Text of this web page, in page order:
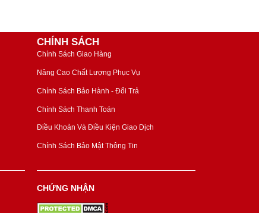
CHÍNH SÁCH
Chính Sách Giao Hàng
Nâng Cao Chất Lượng Phục Vụ
Chính Sách Bảo Hành - Đổi Trả
Chính Sách Thanh Toán
Điều Khoản Và Điều Kiện Giao Dịch
Chính Sách Bảo Mật Thông Tin
CHỨNG NHẬN